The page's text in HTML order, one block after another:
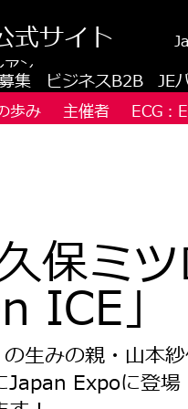
式サイト
アン
集 ビジネスB2B JE
歩み 主催者 ECG：
保ミツ
ICE」
生みの親・山本
Japan Expoに登